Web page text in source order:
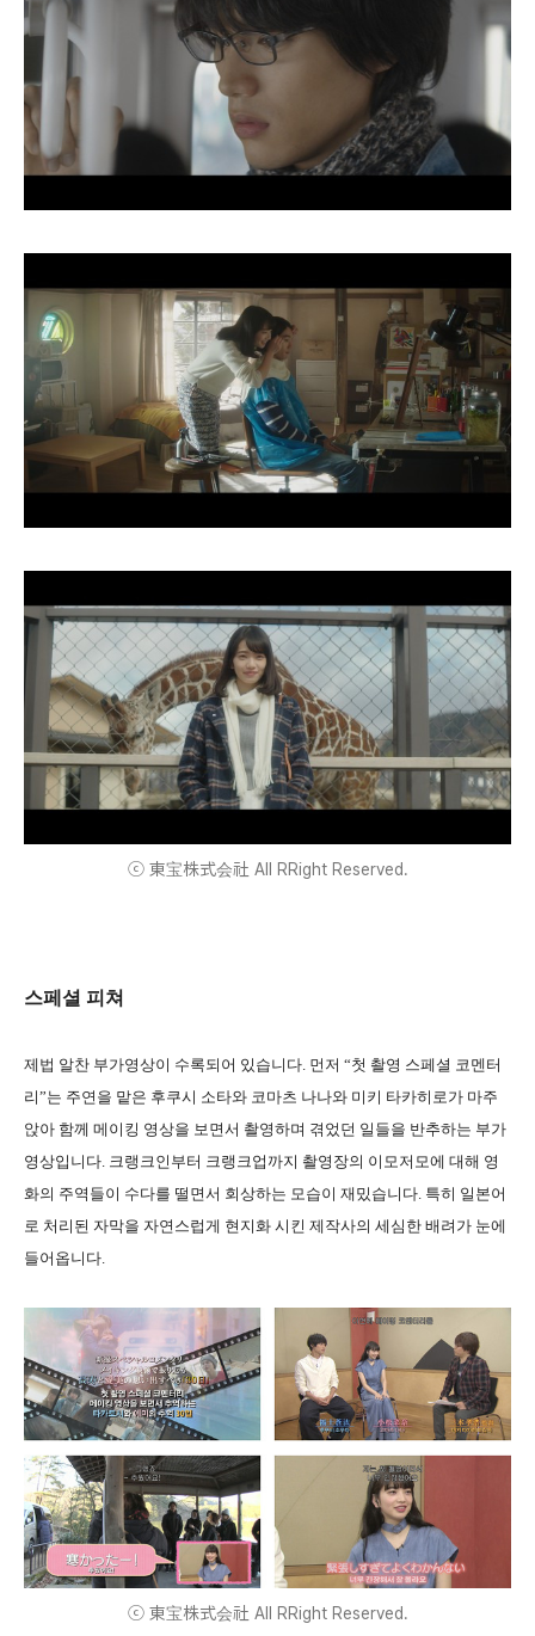
ⓒ 東宝株式会社 All RRight Reserved.
스페셜 피쳐
제법 알찬 부가영상이 수록되어 있습니다. 먼저 “첫 촬영 스페셜 코멘터
리”는 주연을 맡은 후쿠시 소타와 코마츠 나나와 미키 타카히로가 마주
앉아 함께 메이킹 영상을 보면서 촬영하며 겪었던 일들을 반추하는 부가
영상입니다. 크랭크인부터 크랭크업까지 촬영장의 이모저모에 대해 영
화의 주역들이 수다를 떨면서 회상하는 모습이 재밌습니다. 특히 일본어
로 처리된 자막을 자연스럽게 현지화 시킨 제작사의 세심한 배려가 눈에
들어옵니다.
ⓒ 東宝株式会社 All RRight Reserved.